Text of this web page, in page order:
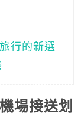
行的新選
場接送划